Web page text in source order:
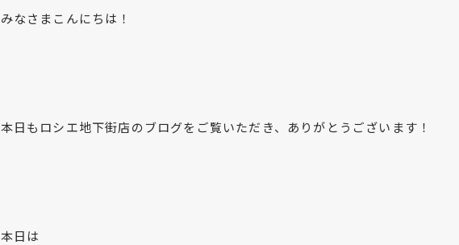
みなさまこんにちは！
本日もロシエ地下街店のブログをご覧いただき、ありがとうございます！
本日は